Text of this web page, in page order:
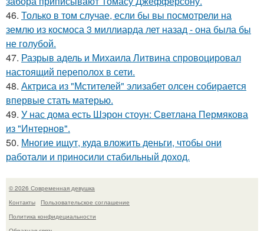
46. Только в том случае, если бы вы посмотрели на
землю из космоса 3 миллиарда лет назад - она была бы
не голубой.
47. Разрыв адель и Михаила Литвина спровоцировал
настоящий переполох в сети.
48. Актриса из "Мстителей" элизабет олсен собирается
впервые стать матерью.
49. У нас дома есть Шэрон стоун: Светлана Пермякова
из "Интернов".
50. Многие ищут, куда вложить деньги, чтобы они
работали и приносили стабильный доход.
© 2026 Современная девушка
Контакты
Пользовательское соглашение
Политика конфидециальности